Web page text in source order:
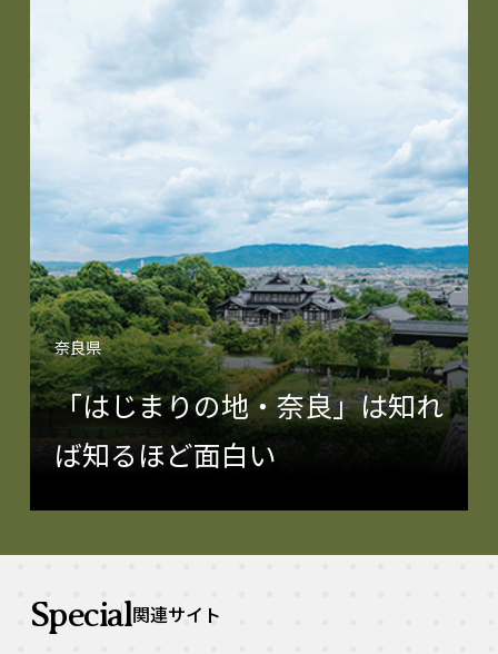
奈良県
「はじまりの地・奈良」は知れ
ば知るほど面白い
Special関連サイト